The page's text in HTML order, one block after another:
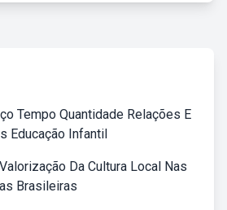
Tempo Quantidade Relações E
Educação Infantil
Da Cultura Local Nas
Brasileiras